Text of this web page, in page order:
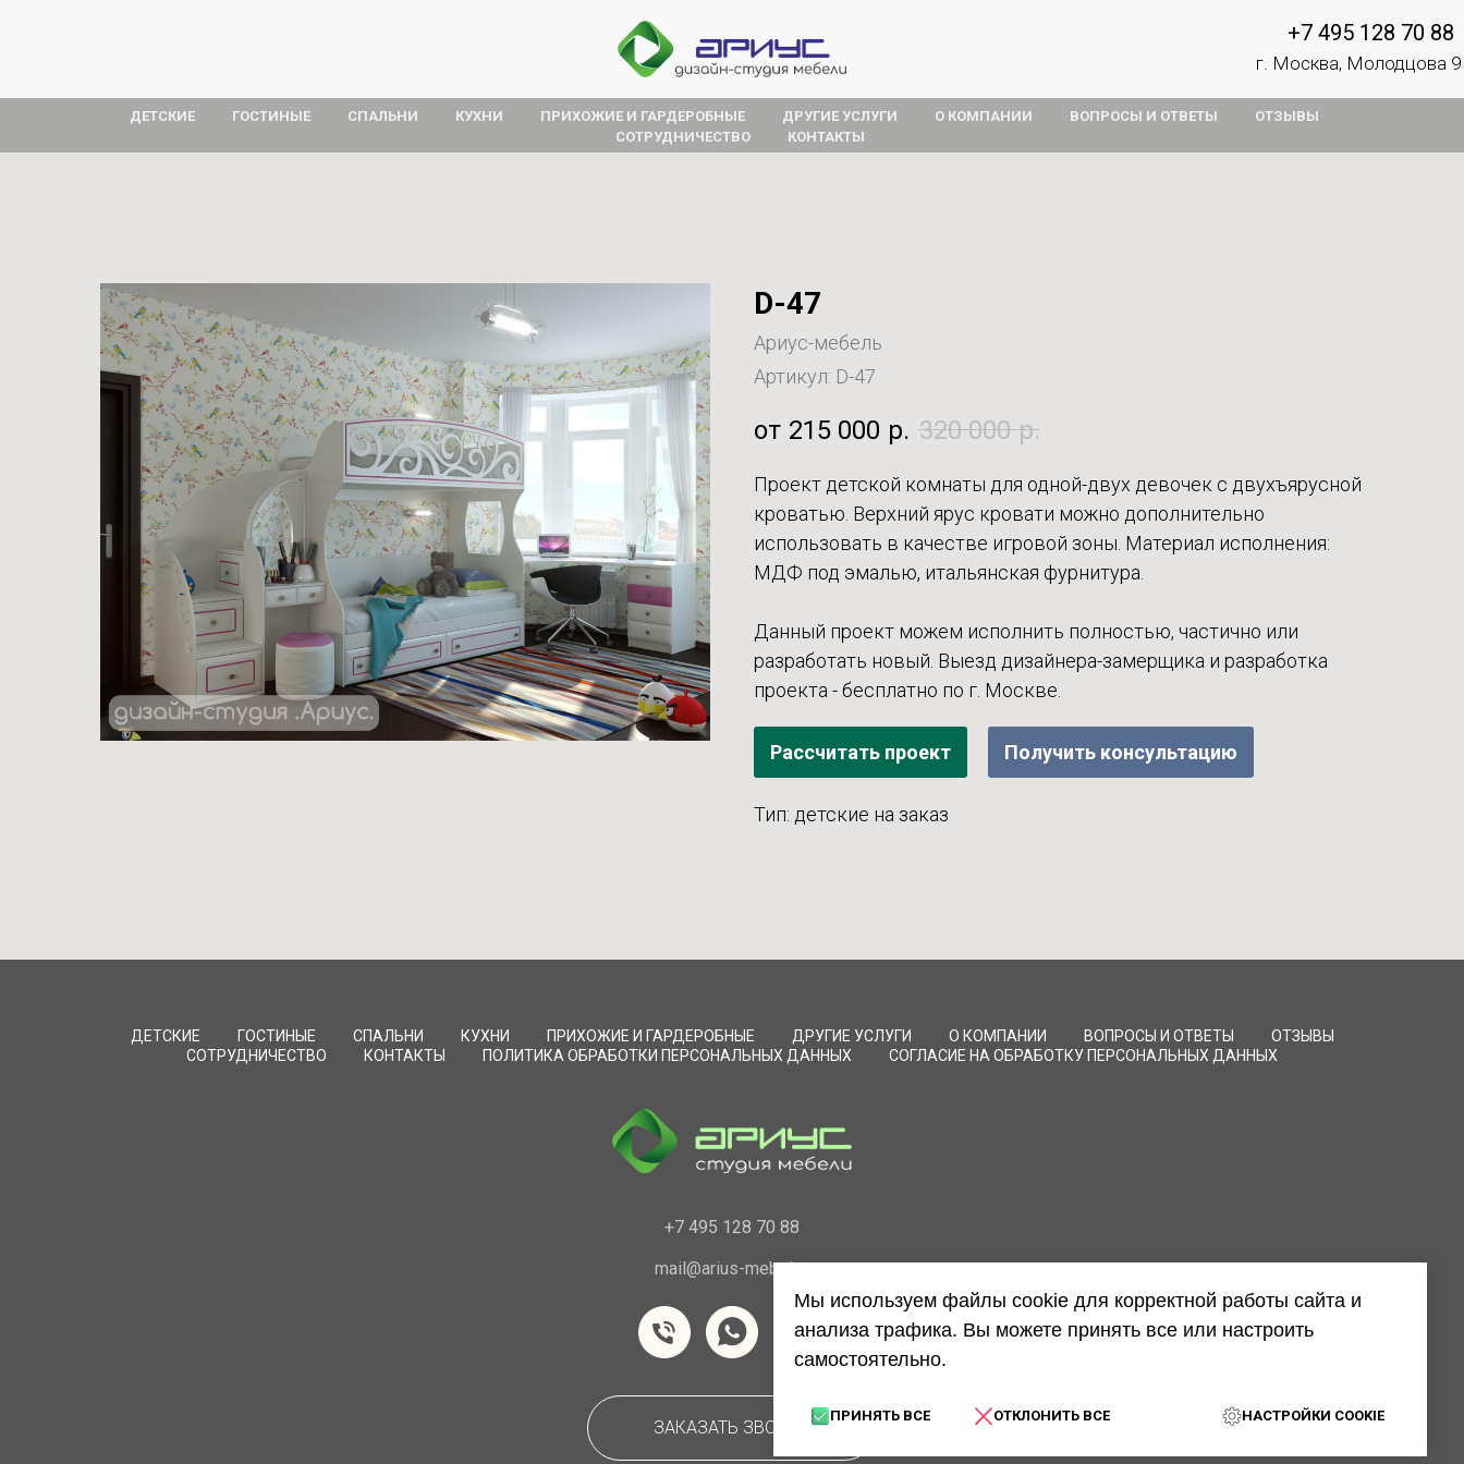
+7 495 128 70 88
г. Москва, Молодцова 9
ДЕТСКИЕ ГОСТИНЫЕ СПАЛЬНИ КУХНИ ПРИХОЖИЕ И ГАРДЕРОБНЫЕ ДРУГИЕ УСЛУГИ О КОМПАНИИ ВОПРОСЫ И ОТВЕТЫ
ОТЗЫВЫ
СОТРУДНИЧЕСТВО
КОНТАКТЫ
D-47
Ариус-мебель
Артикул: D-47
215 000 р. 320 000 р.
Проект детской комнаты для одной-двух девочек с двухъярусной
кроватью. Верхний ярус кровати можно дополнительно
использовать в качестве игровой зоны. Материал исполнения:
МДФ под эмалью, итальянская фурнитура.
Данный проект можем исполнить полностью, частично или
разработать новый. Выезд дизайнера-замерщика и разработка
проекта - бесплатно по г. Москве.
Рассчитать проект Получить консультацию
Тип: детские на заказ
ДЕТСКИЕ ГОСТИНЫЕ СПАЛЬНИ КУХНИ ПРИХОЖИЕ И ГАРДЕРОБНЫЕ ДРУГИЕ УСЛУГИ О КОМПАНИИ ВОПРОСЫ И ОТВЕТЫ
ОТЗЫВЫ
СОТРУДНИЧЕСТВО
КОНТАКТЫ ПОЛИТИКА ОБРАБОТКИ ПЕРСОНАЛЬНЫХ ДАННЫХ СОГЛАСИЕ НА ОБРАБОТКУ ПЕРСОНАЛЬНЫХ ДАННЫХ
+7 495 128 70 88
mail@arius-mebel.ru
ЗАКАЗАТЬ ЗВОНОК
Мы используем файлы cookie для корректной работы сайта и
анализа трафика. Вы можете принять все или настроить
самостоятельно.
ПРИНЯТЬ ВСЕ ОТКЛОНИТЬ ВСЕ НАСТРОЙКИ COOKIE